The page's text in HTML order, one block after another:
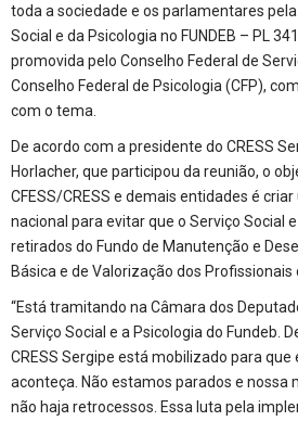
toda a sociedade e os parlamentares
Social e da Psicologia no FUNDEB – PL
promovida pelo Conselho Federal de
Conselho Federal de Psicologia (CFP),
com o tema.
De acordo com a presidente do CRESS
Horlacher, que participou da reunião, o
CFESS/CRESS e demais entidades é
nacional para evitar que o Serviço Social
retirados do Fundo de Manutenção e
Básica e de Valorização dos Profissionais
“Está tramitando na Câmara dos
Serviço Social e a Psicologia do Fundeb.
CRESS Sergipe está mobilizado para que
aconteça. Não estamos parados e nossa
não haja retrocessos. Essa luta pela